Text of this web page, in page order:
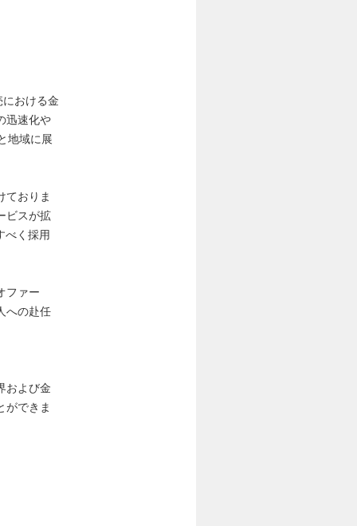
おける金
迅速化や
地域に展
ておりま
ビスが拡
べく採用
ファー
への赴任
および金
ができま